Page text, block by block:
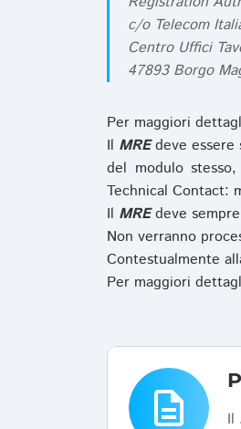
c/o Telecom
Centro Uffici
47893 Borgo
Per maggiori
Il MREdeve essere
del modulo
Technical Contact:
Il MREdeve
Non verranno
Contestualmente
Per maggiori
description Il